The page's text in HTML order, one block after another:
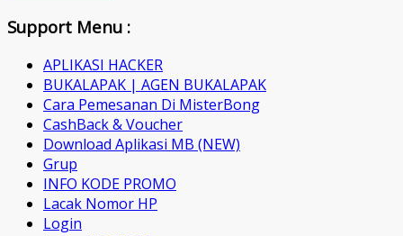
Support Menu :
APLIKASI HACKER
BUKALAPAK | AGEN BUKALAPAK
Cara Pemesanan Di MisterBong
CashBack & Voucher
Download Aplikasi MB (NEW)
Grup
INFO KODE PROMO
Lacak Nomor HP
Login